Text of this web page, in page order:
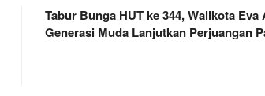
Tabur Bunga HUT ke 344, Walikota Eva
Generasi Muda Lanjutkan Perjuangan